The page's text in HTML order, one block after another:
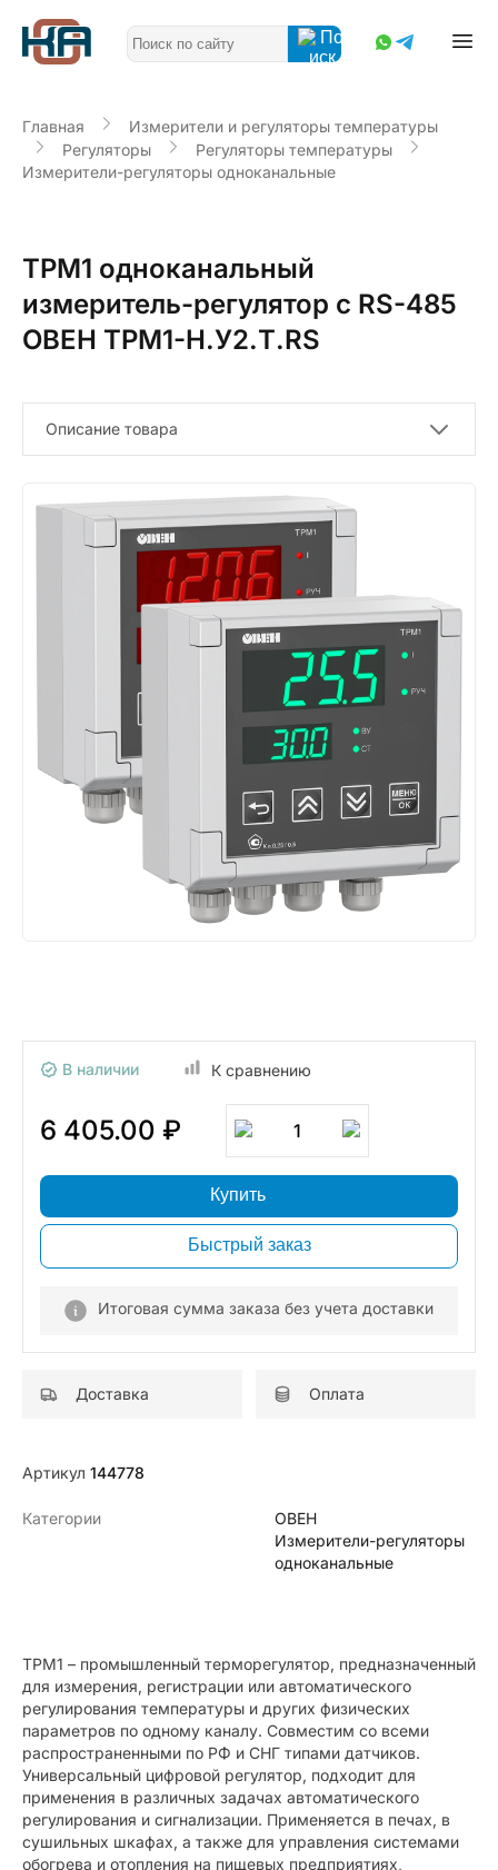
Главная
Измерители и регуляторы температуры
Регуляторы
Регуляторы температуры
Измерители-регуляторы одноканальные
ТРМ1 одноканальный
измеритель-регулятор с RS-485
ОВЕН ТРМ1-Н.У2.Т.RS
Описание товара
В наличии К сравнению
6 405.00 ₽ 1
Купить
Быстрый заказ
Итоговая сумма заказа без учета доставки
Доставка Оплата
Артикул 144778
Категории
ОВЕН
Измерители-регуляторы
одноканальные
ТРМ1 – промышленный терморегулятор, предназначенный
для измерения, регистрации или автоматического
регулирования температуры и других физических
параметров по одному каналу. Совместим со всеми
распространенными по РФ и СНГ типами датчиков.
Универсальный цифровой регулятор, подходит для
применения в различных задачах автоматического
регулирования и сигнализации. Применяется в печах, в
сушильных шкафах, а также для управления системами
обогрева и отопления на пищевых предприятиях,